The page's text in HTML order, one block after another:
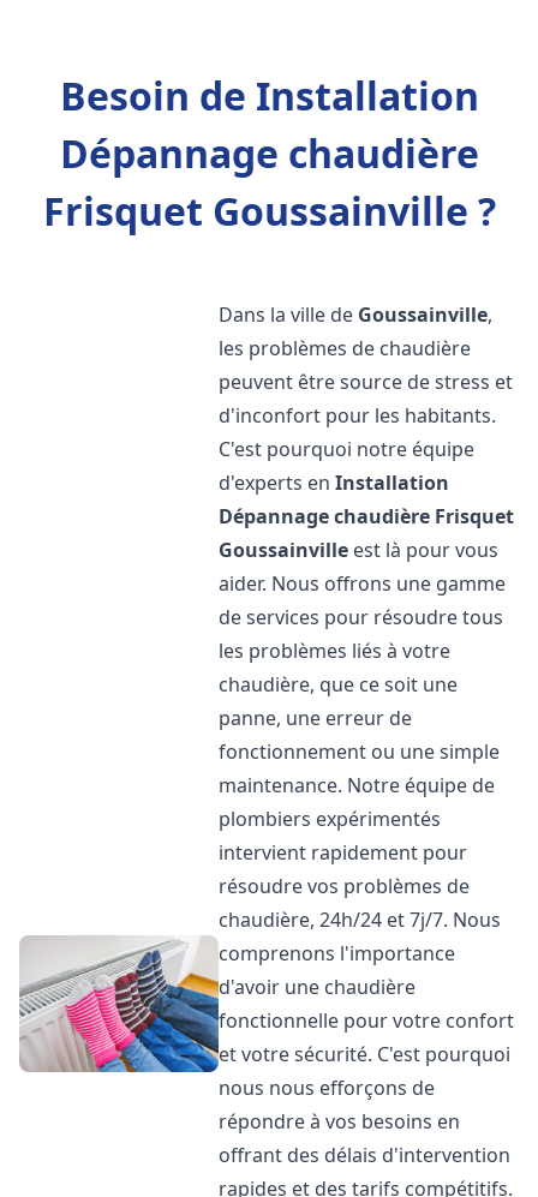
Besoin de Installation
Dépannage chaudière
Frisquet Goussainville ?
Dans la ville de Goussainville,
les problèmes de chaudière
peuvent être source de stress et
d'inconfort pour les habitants.
C'est pourquoi notre équipe
d'experts enInstallation
Dépannage chaudière Frisquet
Goussainville est là pour vous
aider. Nous offrons une gamme
de services pour résoudre tous
les problèmes liés à votre
chaudière, que ce soit une
panne, une erreur de
fonctionnement ou une simple
maintenance. Notre équipe de
plombiers expérimentés
intervient rapidement pour
résoudre vos problèmes de
chaudière, 24h/24 et 7j/7. Nous
comprenons l'importance
d'avoir une chaudière
fonctionnelle pour votre confort
et votre sécurité. C'est pourquoi
nous nous efforçons de
répondre à vos besoins en
offrant des délais d'intervention
rapides et des tarifs compétitifs.